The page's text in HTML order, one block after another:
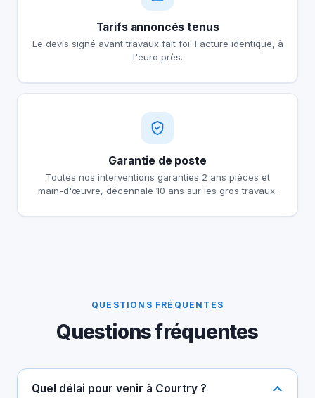
Tarifs annoncés tenus
Le devis signé avant travaux fait foi. Facture identique, à
l'euro près.
Garantie de poste
Toutes nos interventions garanties 2 ans pièces et
main-d'œuvre, décennale 10 ans sur les gros travaux.
QUESTIONS FRÉQUENTES
Questions fréquentes
Quel délai pour venir à Courtry ?